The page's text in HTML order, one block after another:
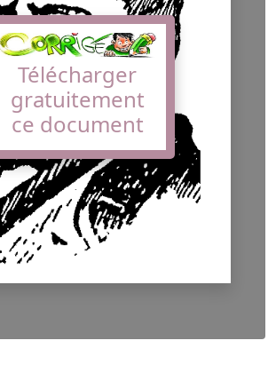
Télécharger
gratuitement
ce document